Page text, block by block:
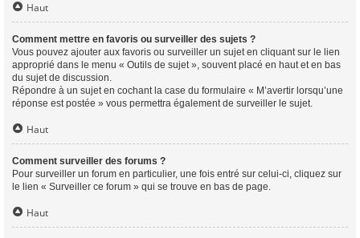
Haut
Comment mettre en favoris ou surveiller des sujets ?
Vous pouvez ajouter aux favoris ou surveiller un sujet en cliquant sur le lien
approprié dans le menu « Outils de sujet », souvent placé en haut et en bas
du sujet de discussion.
Répondre à un sujet en cochant la case du formulaire « M’avertir lorsqu’une
réponse est postée » vous permettra également de surveiller le sujet.
Haut
Comment surveiller des forums ?
Pour surveiller un forum en particulier, une fois entré sur celui-ci, cliquez sur
le lien « Surveiller ce forum » qui se trouve en bas de page.
Haut